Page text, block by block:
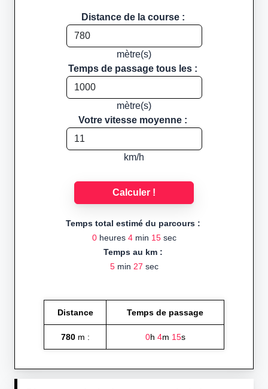
Distance de la course :
mètre(s)
Temps de passage tous les :
mètre(s)
Votre vitesse moyenne :
km/h
Calculer !
Temps total estimé du parcours :
0heures 4min 15sec
Temps au km :
5min 27 sec
Distance Temps de passage
780m : 0h 4m 15s